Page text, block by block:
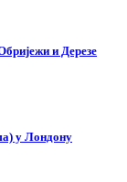
и Дерезе
у Лондону